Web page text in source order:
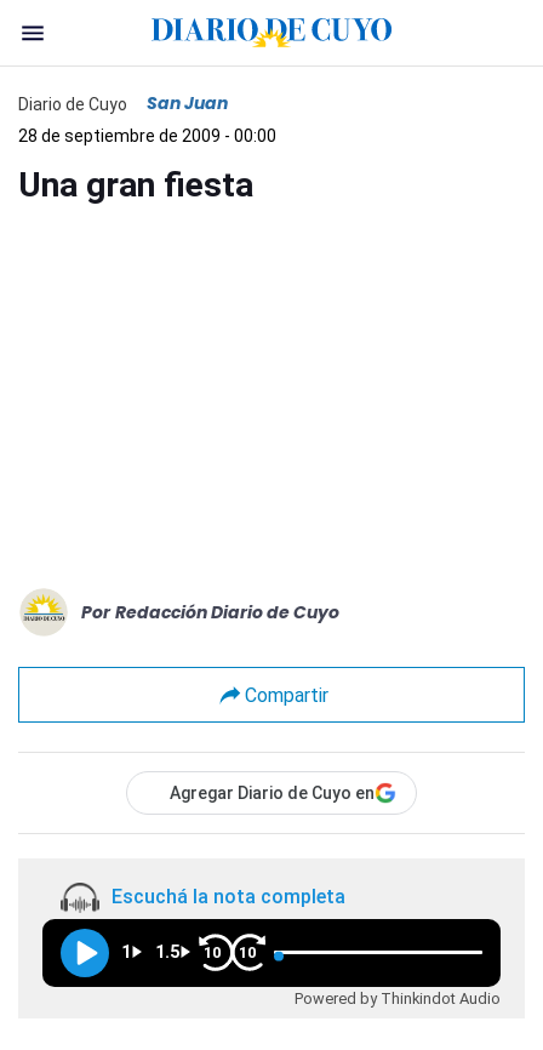
Diario de Cuyo San Juan
28 de septiembre de 2009 - 00:00
Una gran fiesta
Por Redacción Diario de Cuyo
Compartir
Agregar Diario de Cuyo en
Escuchá la nota completa
1 1.5 10 10
Powered by Thinkindot Audio